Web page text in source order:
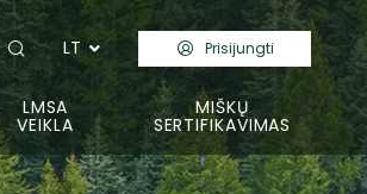
LT Prisijungti
LMSA
VEIKLA
MIŠKŲ
SERTIFIKAVIMAS